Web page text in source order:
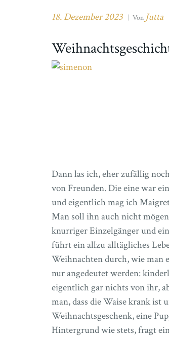
18. Dezember 2023 | Von Jutta
Dann las ich, eher zufällig
von Freunden. Die eine war
und eigentlich mag ich
Man soll ihn auch nicht
knurriger Einzelgänger und
führt ein allzu alltägliches
Weihnachten durch, wie man
nur angedeutet werden:
eigentlich gar nichts von ihr,
man, dass die Waise krank ist
Weihnachtsgeschenk, eine
Hintergrund wie stets, fragt